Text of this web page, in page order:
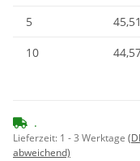
5
10
.
Lieferzeit: 1 - 3 Werktage
abweichend)